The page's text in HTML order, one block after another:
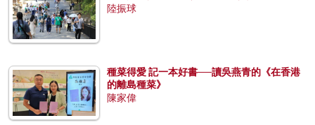
陸振球
種菜得愛 記一本好書──讀吳燕青的《在香港
的離島種菜》
陳家偉